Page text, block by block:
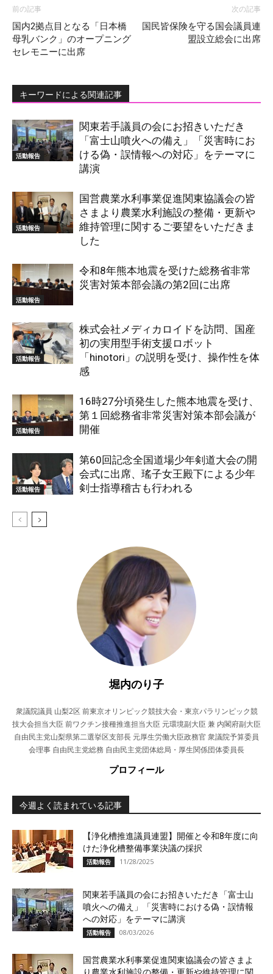
前の記事
国内2拠点目となる「日本橋
母乳バンク」のオープニング
セレモニーに出席
次の記事
国民皆保険を守る国会議員連
盟設立総会に出席
キーワードによる関連記事
活動報告
関東若手議員の会にお招きいただき
「富士山噴火への備え」「災害時にお
ける偽・誤情報への対応」をテーマに
講演
活動報告
国営農業水利事業促進関東協議会の皆
さまより農業水利施設の整備・更新や
維持管理に関するご要望をいただきま
した
活動報告
令和8年熊本地震を受けた総務省非常
災害対策本部会議の第2回に出席
活動報告
株式会社メディカロイドを訪問、国産
初の実用型手術支援ロボット
「hinotori」の説明を受け、操作性を体
感
活動報告
16時27分頃発生した熊本地震を受け、
第１回総務省非常災害対策本部会議が
開催
活動報告
第60回記念全国道場少年剣道大会の開
会式に出席、瑤子女王殿下による少年
剣士指導稽古も行われる
堀内のり子
衆議院議員 山梨2区 前東京オリンピック競技大会・東京パラリンピック競
技大会担当大臣 前ワクチン接種推進担当大臣 元環境副大臣 兼 内閣府副大臣
自由民主党山梨県第二選挙区支部長 元厚生労働大臣政務官 衆議院予算委員
会理事 自由民主党総務 自由民主党団体総局・厚生関係団体委員長
プロフィール
今週よく読まれている記事
【浄化槽推進議員連盟】開催と令和8年度に向
けた浄化槽整備事業決議の採択
活動報告 11/28/2025
関東若手議員の会にお招きいただき「富士山
噴火への備え」「災害時における偽・誤情報
への対応」をテーマに講演
活動報告 08/03/2026
国営農業水利事業促進関東協議会の皆さまよ
り農業水利施設の整備・更新や維持管理に関